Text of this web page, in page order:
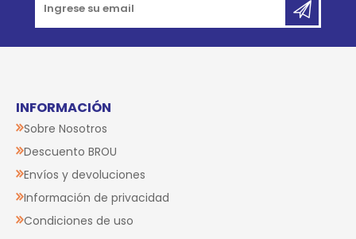
INFORMACIÓN
Sobre Nosotros
Descuento BROU
Envíos y devoluciones
Información de privacidad
Condiciones de uso